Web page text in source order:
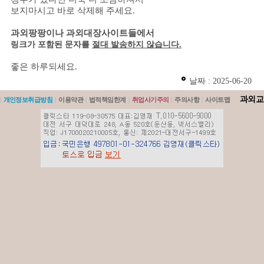
보지마시고 바로 삭제해 주세요.
과외팡팡이나 과외대장사이트들에서
링크가 포함된 문자를 절대 발송하지 않습니다.
좋은 하루되세요.
날짜 : 2025-06-20
개인정보취급방침 이용약관 법적책임한계 취업사기주의 주의사항 사이트맵 과외